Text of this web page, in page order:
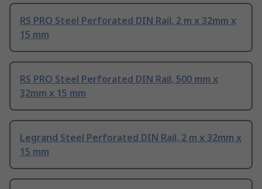
RS PRO Steel Perforated DIN Rail, 2 m x 32mm x
15 mm
RS PRO Steel Perforated DIN Rail, 500 mm x
32mm x 15 mm
Legrand Steel Perforated DIN Rail, 2 m x 32mm x
15 mm